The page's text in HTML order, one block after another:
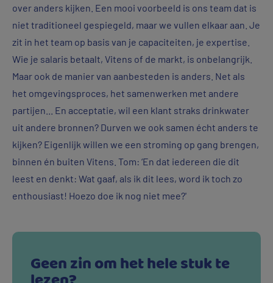
over anders kijken. Een mooi voorbeeld is ons team dat is
niet traditioneel gespiegeld, maar we vullen elkaar aan. Je
zit in het team op basis van je capaciteiten, je expertise.
Wie je salaris betaalt, Vitens of de markt, is onbelangrijk.
Maar ook de manier van aanbesteden is anders. Net als
het omgevingsproces, het samenwerken met andere
partijen... En acceptatie, wil een klant straks drinkwater
uit andere bronnen? Durven we ook samen écht anders te
kijken? Eigenlijk willen we een stroming op gang brengen,
binnen én buiten Vitens. Tom: ‘En dat iedereen die dit
leest en denkt: Wat gaaf, als ik dit lees, word ik toch zo
enthousiast! Hoezo doe ik nog niet mee?'
Geen zin om het hele stuk te